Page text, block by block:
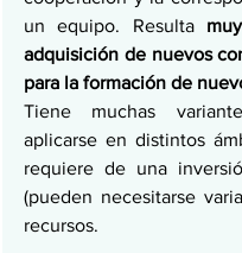
un equipo. Resulta
adquisición de nuevos
para la formación de
Tiene muchas
aplicarse en distintos
requiere de una
(pueden necesitarse
recursos.